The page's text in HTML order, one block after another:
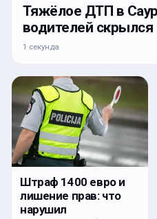
Тяжёлое ДТП в
водителей скрылся
1 секунда
Штраф 1400 евро и
лишение прав: что
нарушил